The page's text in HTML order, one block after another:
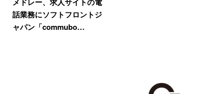
話業務にソフトフロントジ
ャパン「commubo…